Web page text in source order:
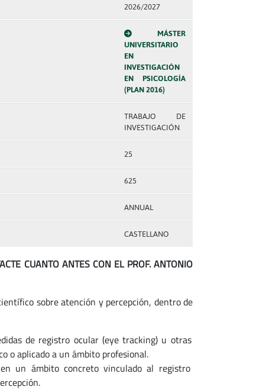
2026/2027
MÁSTER
UNIVERSITARIO
EN
INVESTIGACIÓN
EN PSICOLOGÍA
(PLAN 2016)
TRABAJO DE
INVESTIGACIÓN
25
625
ANNUAL
CASTELLANO
CUANTO ANTES CON EL PROF. ANTONIO
sobre atención y percepción, dentro de
de registro ocular (eye tracking) u otras
o aplicado a un ámbito profesional.
un ámbito concreto vinculado al registro